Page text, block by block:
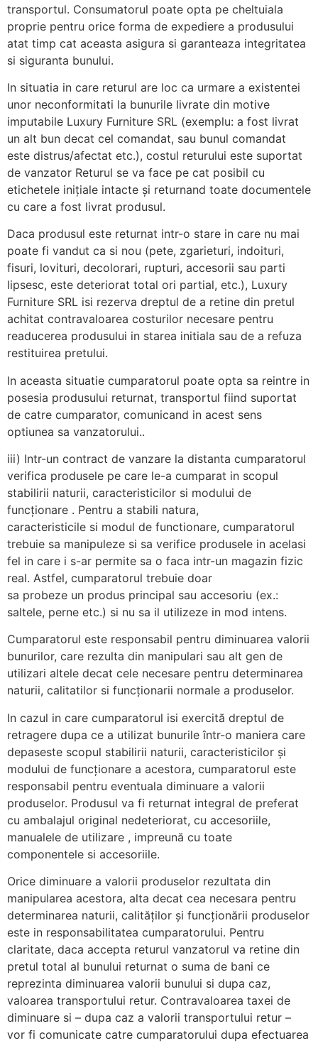
transportul. Consumatorul poate opta pe cheltuiala
proprie pentru orice forma de expediere a produsului
atat timp cat aceasta asigura si garanteaza integritatea
si siguranta bunului.
In situatia in care returul are loc ca urmare a existentei
unor neconformitati la bunurile livrate din motive
imputabile Luxury Furniture SRL (exemplu: a fost livrat
un alt bun decat cel comandat, sau bunul comandat
este distrus/afectat etc.), costul returului este suportat
de vanzator Returul se va face pe cat posibil cu
etichetele inițiale intacte și returnand toate documentele
cu care a fost livrat produsul.
Daca produsul este returnat intr-o stare in care nu mai
poate fi vandut ca si nou (pete, zgarieturi, indoituri,
fisuri, lovituri, decolorari, rupturi, accesorii sau parti
lipsesc, este deteriorat total ori partial, etc.), Luxury
Furniture SRL isi rezerva dreptul de a retine din pretul
achitat contravaloarea costurilor necesare pentru
readucerea produsului in starea initiala sau de a refuza
restituirea pretului.
In aceasta situatie cumparatorul poate opta sa reintre in
posesia produsului returnat, transportul fiind suportat
de catre cumparator, comunicand in acest sens
optiunea sa vanzatorului..
iii) Intr-un contract de vanzare la distanta cumparatorul
verifica produsele pe care le-a cumparat in scopul
stabilirii naturii, caracteristicilor si modului de
funcționare . Pentru a stabili natura,
caracteristicile si modul de functionare, cumparatorul
trebuie sa manipuleze si sa verifice produsele in acelasi
fel in care i s-ar permite sa o faca intr-un magazin fizic
real. Astfel, cumparatorul trebuie doar
sa probeze un produs principal sau accesoriu (ex.:
saltele, perne etc.) si nu sa il utilizeze in mod intens.
Cumparatorul este responsabil pentru diminuarea valorii
bunurilor, care rezulta din manipulari sau alt gen de
utilizari altele decat cele necesare pentru determinarea
naturii, calitatilor si funcționarii normale a produselor.
In cazul in care cumparatorul isi exercită dreptul de
retragere dupa ce a utilizat bunurile într-o maniera care
depaseste scopul stabilirii naturii, caracteristicilor și
modului de funcționare a acestora, cumparatorul este
responsabil pentru eventuala diminuare a valorii
produselor. Produsul va fi returnat integral de preferat
cu ambalajul original nedeteriorat, cu accesoriile,
manualele de utilizare , impreună cu toate
componentele si accesoriile.
Orice diminuare a valorii produselor rezultata din
manipularea acestora, alta decat cea necesara pentru
determinarea naturii, calităților și funcționării produselor
este in responsabilitatea cumparatorului. Pentru
claritate, daca accepta returul vanzatorul va retine din
pretul total al bunului returnat o suma de bani ce
reprezinta diminuarea valorii bunului si dupa caz,
valoarea transportului retur. Contravaloarea taxei de
diminuare si – dupa caz a valorii transportului retur –
vor fi comunicate catre cumparatorului dupa efectuarea